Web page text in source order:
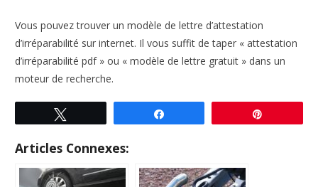
Vous pouvez trouver un modèle de lettre d’attestation
d’irréparabilité sur internet. Il vous suffit de taper « attestation
d’irréparabilité pdf » ou « modèle de lettre gratuit » dans un
moteur de recherche.
Articles Connexes: